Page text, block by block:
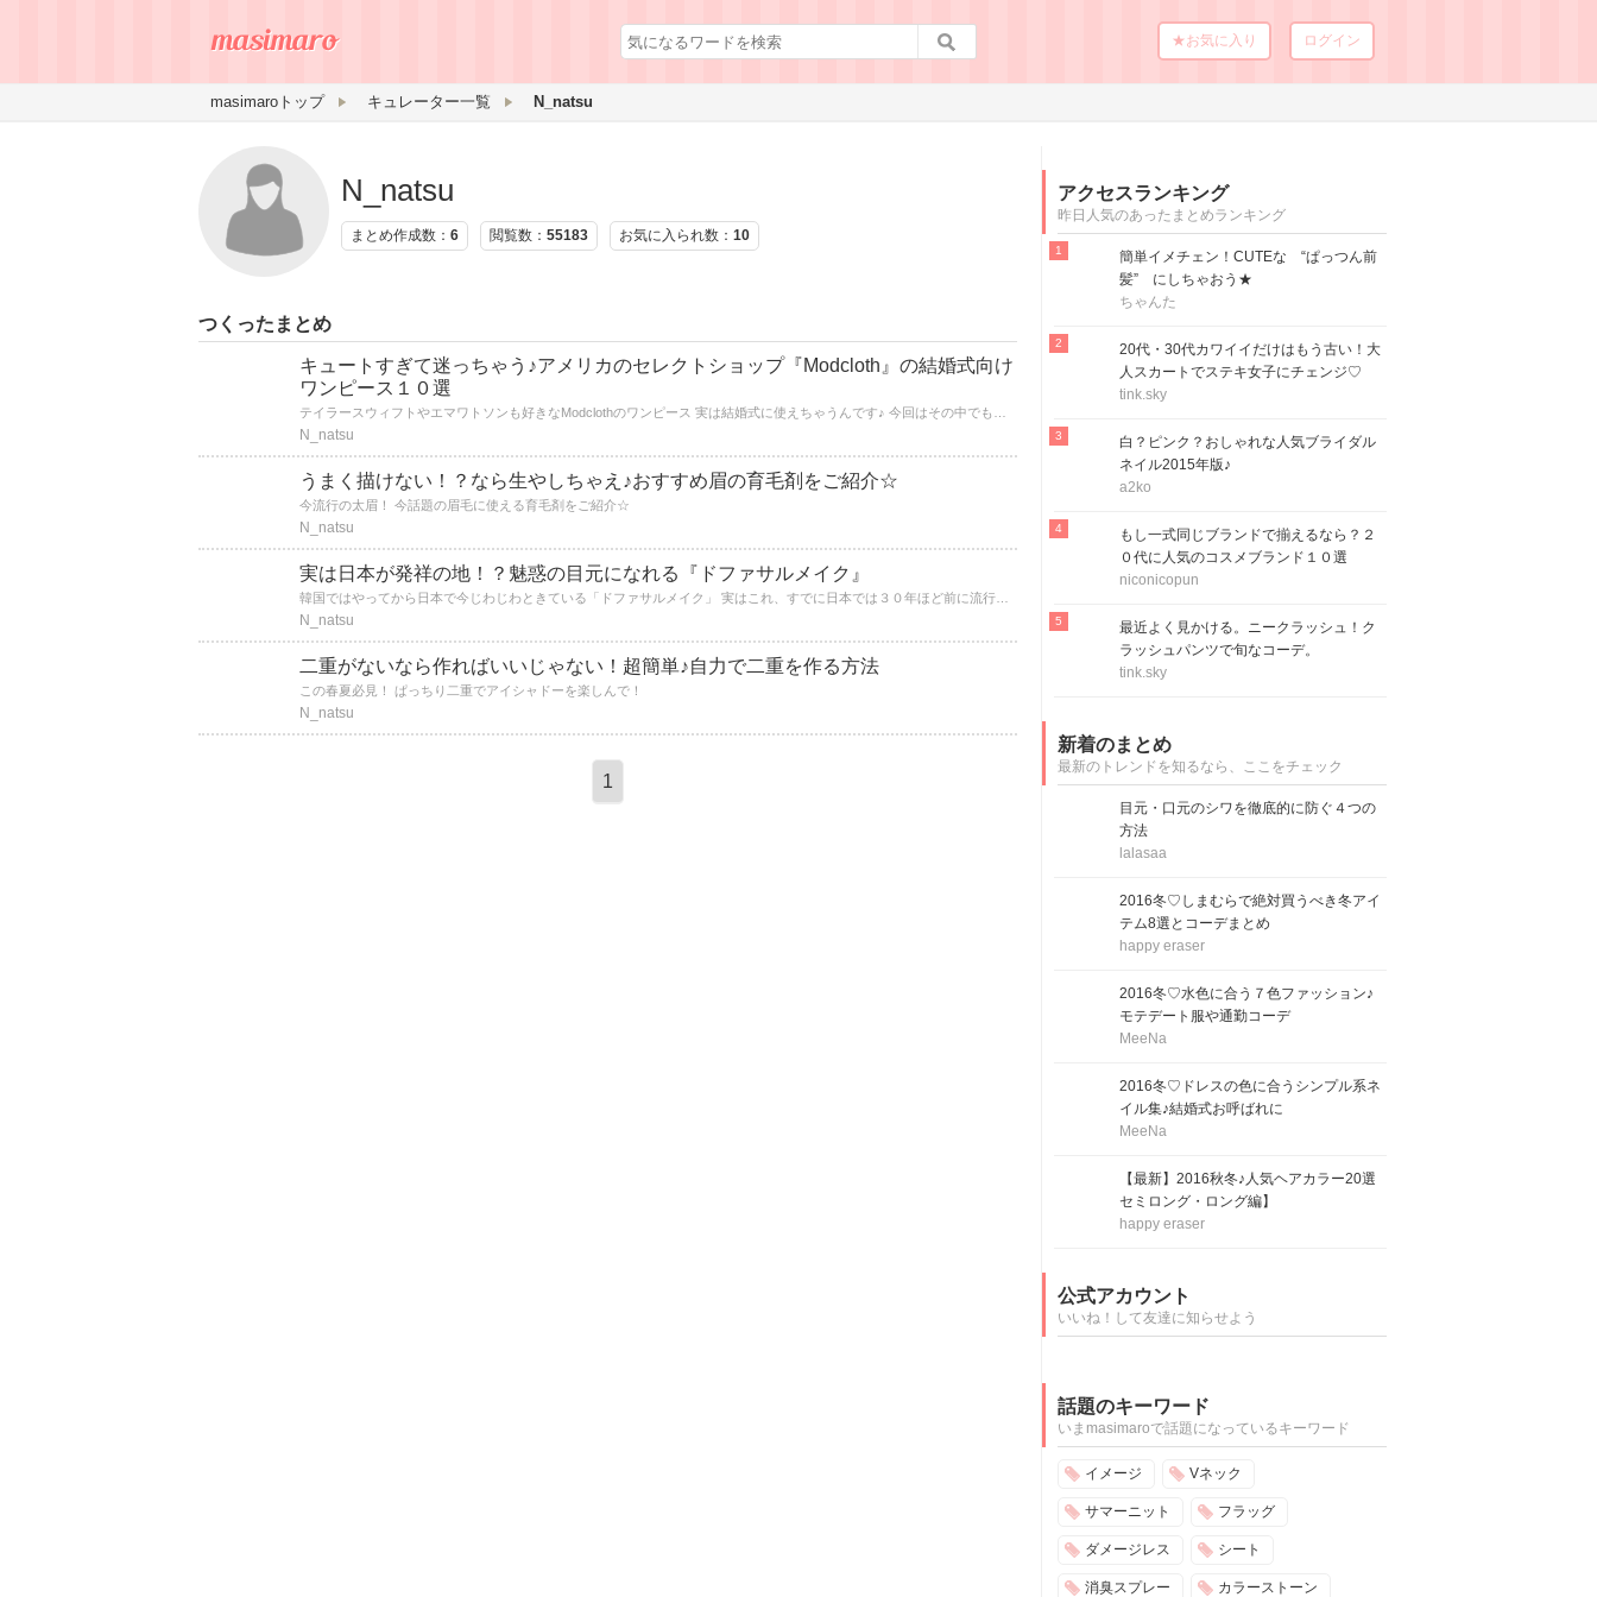
★お気に入り ログイン
masimaroトップ キュレーター一覧 N_natsu
N_natsu
まとめ作成数： 6 閲覧数： 55183 お気に入られ数： 10
つくったまとめ
キュートすぎて迷っちゃう♪アメリカのセレクトショップ『Modcloth』の結婚式向け
ワンピース１０選
N_natsu
うまく描けない！？なら生やしちゃえ♪おすすめ眉の育毛剤をご紹介☆
今流行の太眉！ 今話題の眉毛に使える育毛剤をご紹介☆
N_natsu
実は日本が発祥の地！？魅惑の目元になれる『ドファサルメイク』
N_natsu
二重がないなら作ればいいじゃない！超簡単♪自力で二重を作る方法
この春夏必見！ ぱっちり二重でアイシャドーを楽しんで！
N_natsu
1
アクセスランキング
昨日人気のあったまとめランキング
簡単イメチェン！CUTEな “ぱっつん前
髪” にしちゃおう★
ちゃんた
20代・30代カワイイだけはもう古い！大
人スカートでステキ女子にチェンジ♡
tink.sky
白？ピンク？おしゃれな人気ブライダル
ネイル2015年版♪
a2ko
もし一式同じブランドで揃えるなら？２
０代に人気のコスメブランド１０選
niconicopun
最近よく見かける。ニークラッシュ！ク
ラッシュパンツで旬なコーデ。
tink.sky
新着のまとめ
最新のトレンドを知るなら、ここをチェック
目元・口元のシワを徹底的に防ぐ４つの
方法
lalasaa
2016冬♡しまむらで絶対買うべき冬アイ
テム8選とコーデまとめ
happy eraser
2016冬♡水色に合う７色ファッション♪
モテデート服や通勤コーデ
MeeNa
2016冬♡ドレスの色に合うシンプル系ネ
イル集♪結婚式お呼ばれに
MeeNa
【最新】2016秋冬♪人気ヘアカラー20選
セミロング・ロング編】
happy eraser
公式アカウント
いいね！して友達に知らせよう
話題のキーワード
いまmasimaroで話題になっているキーワード
イメージ Vネック
サマーニット フラッグ
ダメージレス シート
消臭スプレー カラーストーン